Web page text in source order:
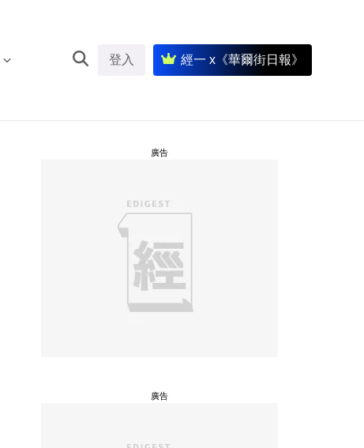
登入 經一 x《華爾街日報》
廣告
廣告